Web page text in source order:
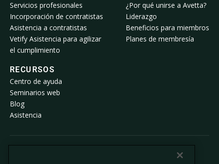
Servicios profesionales
Incorporación de contratistas
Asistencia a contratistas
Vetify Asistencia para agilizar
el cumplimiento
¿Por qué unirse a Avetta?
Liderazgo
Beneficios para miembros
Planes de membresía
RECURSOS
Centro de ayuda
Seminarios web
Blog
Asistencia